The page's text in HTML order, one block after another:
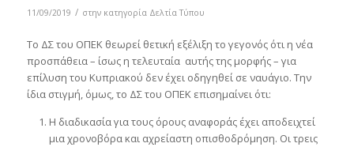
11/09/2019 / στην κατηγορία Δελτία Τύπου
Το ΔΣ του ΟΠΕΚ θεωρεί θετική εξέλιξη το γεγονός ότι η νέα
προσπάθεια – ίσως η τελευταία αυτής της μορφής – για
επίλυση του Κυπριακού δεν έχει οδηγηθεί σε ναυάγιο. Την
ίδια στιγμή, όμως, το ΔΣ του ΟΠΕΚ επισημαίνει ότι:
Η διαδικασία για τους όρους αναφοράς έχει αποδειχτεί
μια χρονοβόρα και αχρείαστη οπισθοδρόμηση. Οι τρεις